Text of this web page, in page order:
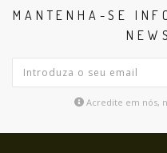
MANTENHA-SE
Acredite em nós,